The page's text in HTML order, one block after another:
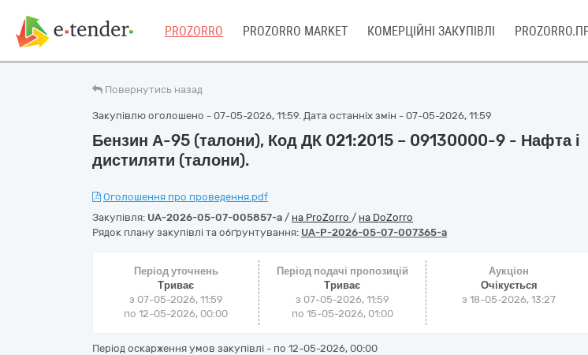
PROZORRO PROZORRO MARKET КОМЕРЦІЙНІ ЗАКУПІВЛІ
Повернутись назад
Закупівлю оголошено - 07-05-2026, 11:59. Дата останніх змін - 07-05-2026, 11:59
Бензин А-95 (талони), Код ДК 021:2015 – 09130000-9 - Нафта і
дистиляти (талони).
Оголошення про проведення.pdf
Закупівля: UA-2026-05-07-005857-a / на ProZorro / на DoZorro
Рядок плану закупівлі та обґрунтування: UA-P-2026-05-07-007365-a
Період уточнень
Триває
з 07-05-2026, 11:59
по 12-05-2026, 00:00
Період подачі пропозицій
Триває
з 07-05-2026, 11:59
по 15-05-2026, 01:00
Аукціон
Очікується
з18-05-2026, 13:27
Період оскарження умов закупівлі - по 12-05-2026, 00:00